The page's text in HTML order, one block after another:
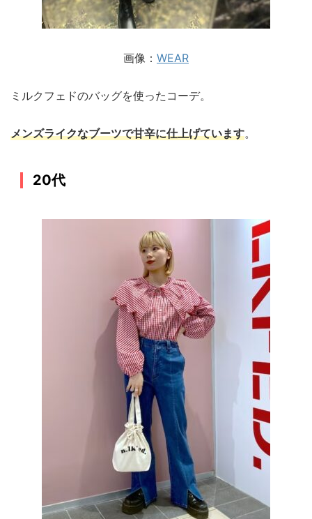
画像： WEAR
ミルクフェドのバッグを使ったコーデ。
メンズライクなブーツで甘辛に仕上げています。
20代